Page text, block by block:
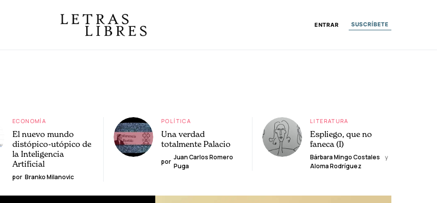
ENTRAR SUSCRÍBETE
ECONOMÍA
El nuevo mundo
distópico-utópico de
la Inteligencia
Artificial
por Branko Milanovic
POLÍTICA
Una verdad
totalmente Palacio
por
Juan Carlos Romero
Puga
LITERATURA
Espliego, que no
faneca (I)
Bárbara Mingo Costales
y
Aloma Rodríguez